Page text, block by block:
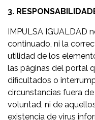
3.
IMPULSA IGUALDAD
continuado, ni la
utilidad de los
las páginas del portal
dificultados o
circunstancias fuera
voluntad, ni de
existencia de virus